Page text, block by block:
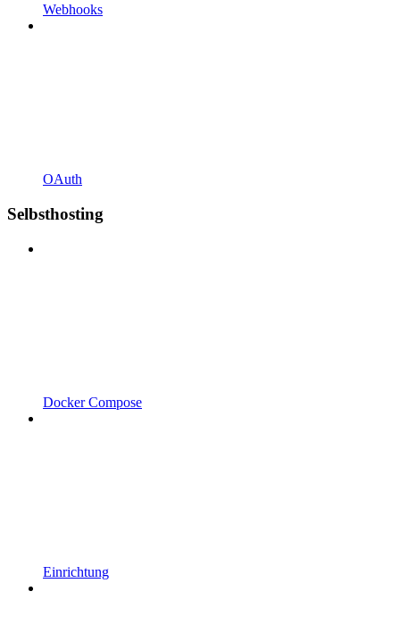
Webhooks
OAuth
Selbsthosting
Docker Compose
Einrichtung